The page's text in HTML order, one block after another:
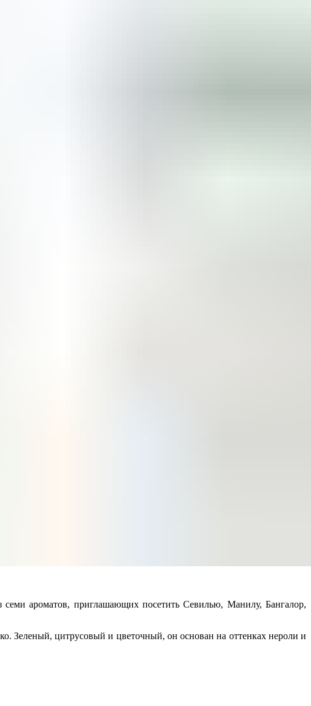
ароматов, приглашающих посетить Севилью, Манилу, Бангалор,
цитрусовый и цветочный, он основан на оттенках нероли и